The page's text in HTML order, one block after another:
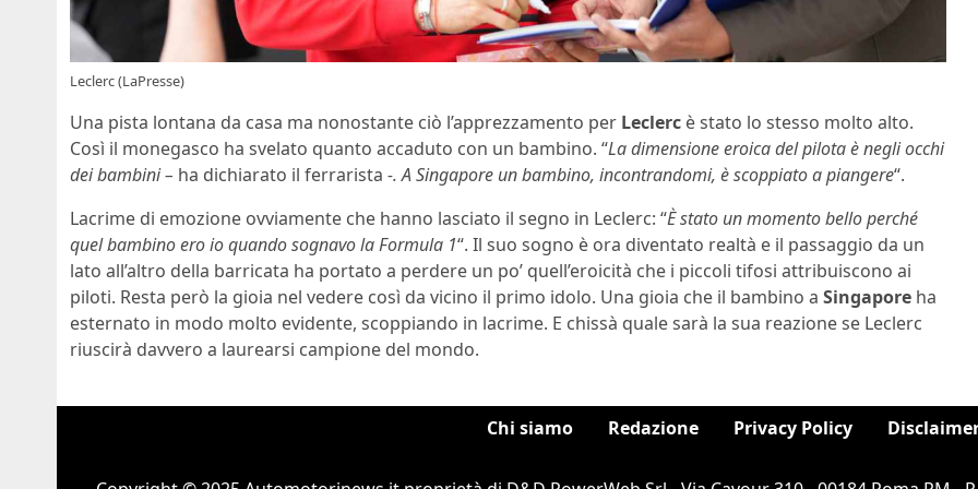
Leclerc (LaPresse)
Una pista lontana da casa ma nonostante ciò l’apprezzamento per Leclerc è stato lo stesso molto alto.
Così il monegasco ha svelato quanto accaduto con un bambino. “La dimensione eroica del pilota è negli occhi
dei bambini – ha dichiarato il ferrarista -. A Singapore un bambino, incontrandomi, è scoppiato a piangere“.
Lacrime di emozione ovviamente che hanno lasciato il segno in Leclerc: “È stato un momento bello perché
quel bambino ero io quando sognavo la Formula 1“. Il suo sogno è ora diventato realtà e il passaggio da un
lato all’altro della barricata ha portato a perdere un po’ quell’eroicità che i piccoli tifosi attribuiscono ai
piloti. Resta però la gioia nel vedere così da vicino il primo idolo. Una gioia che il bambino a Singapore ha
esternato in modo molto evidente, scoppiando in lacrime. E chissà quale sarà la sua reazione se Leclerc
riuscirà davvero a laurearsi campione del mondo.
Chi siamo Redazione Privacy Policy